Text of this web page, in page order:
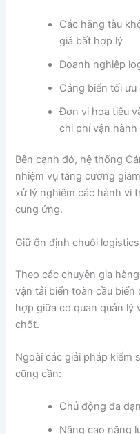
Các hãng tàu
giá bất hợp lý
Doanh nghiệp
Cảng biển tối
Đơn vị hoa tiêu
chi phí vận hành
Bên cạnh đó, hệ thống
nhiệm vụ tăng cường
xử lý nghiêm các hành vi
cung ứng.
Giữ ổn định chuỗi
Theo các chuyên gia
vận tải biển toàn cầu
hợp giữa cơ quan quản lý
chốt.
Ngoài các giải pháp kiểm
cũng cần:
Chủ động đa
Nâng cao năng